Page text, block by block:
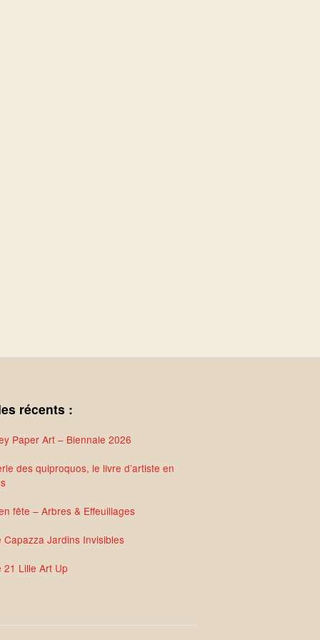
récents :
Paper Art – Biennale 2026
des quiproquos, le livre d’artiste en
fête – Arbres & Effeuillages
Capazza Jardins Invisibles
21 Lille Art Up